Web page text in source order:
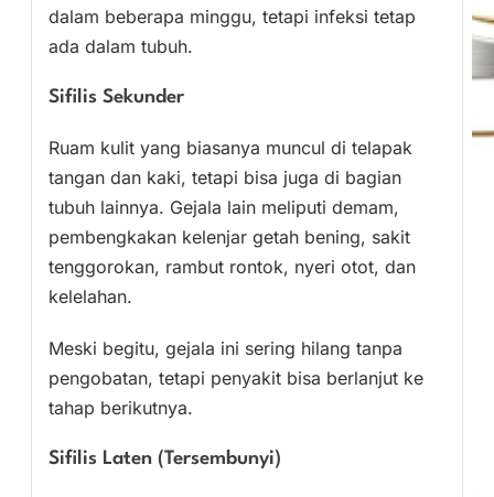
dalam beberapa minggu, tetapi infeksi tetap
ada dalam tubuh.
Sifilis Sekunder
Ruam kulit yang biasanya muncul di telapak
tangan dan kaki, tetapi bisa juga di bagian
tubuh lainnya. Gejala lain meliputi demam,
pembengkakan kelenjar getah bening, sakit
tenggorokan, rambut rontok, nyeri otot, dan
kelelahan.
Meski begitu, gejala ini sering hilang tanpa
pengobatan, tetapi penyakit bisa berlanjut ke
tahap berikutnya.
Sifilis Laten (Tersembunyi)